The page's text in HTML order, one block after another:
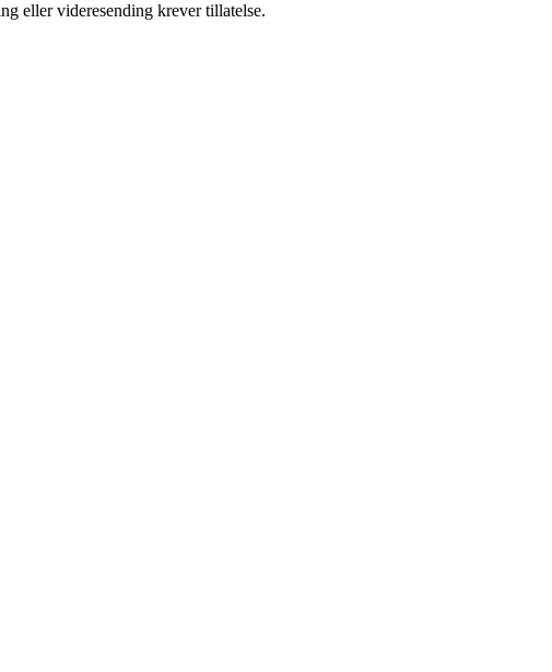
eller videresending krever tillatelse.